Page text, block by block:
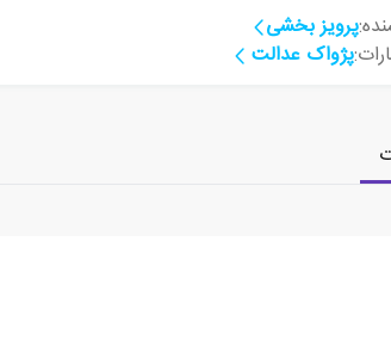
پرویز بخشی
پژواک عدالت